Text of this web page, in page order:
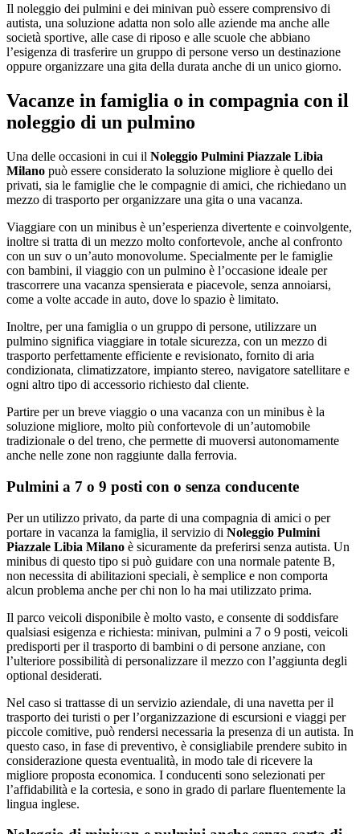
Il noleggio dei pulmini e dei minivan può essere comprensivo di
autista, una soluzione adatta non solo alle aziende ma anche alle
società sportive, alle case di riposo e alle scuole che abbiano
l’esigenza di trasferire un gruppo di persone verso un destinazione
oppure organizzare una gita della durata anche di un unico giorno.
Vacanze in famiglia o in compagnia con il
noleggio di un pulmino
Una delle occasioni in cui il Noleggio Pulmini Piazzale Libia
Milano può essere considerato la soluzione migliore è quello dei
privati, sia le famiglie che le compagnie di amici, che richiedano un
mezzo di trasporto per organizzare una gita o una vacanza.
Viaggiare con un minibus è un’esperienza divertente e coinvolgente,
inoltre si tratta di un mezzo molto confortevole, anche al confronto
con un suv o un’auto monovolume. Specialmente per le famiglie
con bambini, il viaggio con un pulmino è l’occasione ideale per
trascorrere una vacanza spensierata e piacevole, senza annoiarsi,
come a volte accade in auto, dove lo spazio è limitato.
Inoltre, per una famiglia o un gruppo di persone, utilizzare un
pulmino significa viaggiare in totale sicurezza, con un mezzo di
trasporto perfettamente efficiente e revisionato, fornito di aria
condizionata, climatizzatore, impianto stereo, navigatore satellitare e
ogni altro tipo di accessorio richiesto dal cliente.
Partire per un breve viaggio o una vacanza con un minibus è la
soluzione migliore, molto più confortevole di un’automobile
tradizionale o del treno, che permette di muoversi autonomamente
anche nelle zone non raggiunte dalla ferrovia.
Pulmini a 7 o 9 posti con o senza conducente
Per un utilizzo privato, da parte di una compagnia di amici o per
portare in vacanza la famiglia, il servizio di Noleggio Pulmini
Piazzale Libia Milano è sicuramente da preferirsi senza autista. Un
minibus di questo tipo si può guidare con una normale patente B,
non necessita di abilitazioni speciali, è semplice e non comporta
alcun problema anche per chi non lo ha mai utilizzato prima.
Il parco veicoli disponibile è molto vasto, e consente di soddisfare
qualsiasi esigenza e richiesta: minivan, pulmini a 7 o 9 posti, veicoli
predisporti per il trasporto di bambini o di persone anziane, con
l’ulteriore possibilità di personalizzare il mezzo con l’aggiunta degli
optional desiderati.
Nel caso si trattasse di un servizio aziendale, di una navetta per il
trasporto dei turisti o per l’organizzazione di escursioni e viaggi per
piccole comitive, può rendersi necessaria la presenza di un autista. In
questo caso, in fase di preventivo, è consigliabile prendere subito in
considerazione questa eventualità, in modo tale di ricevere la
migliore proposta economica. I conducenti sono selezionati per
l’affidabilità e la cortesia, e sono in grado di parlare fluentemente la
lingua inglese.